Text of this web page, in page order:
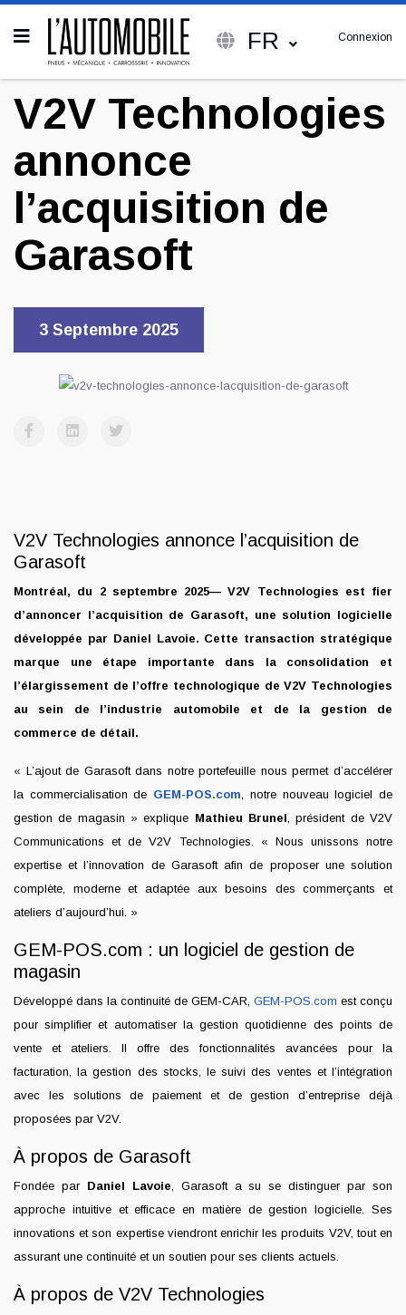
FR Connexion
V2V Technologies
annonce
l’acquisition de
Garasoft
3 Septembre 2025
V2V Technologies annonce l’acquisition de
Garasoft
Montréal, du 2 septembre 2025— V2V Technologies est fier
d’annoncer l’acquisition de Garasoft, une solution logicielle
développée par Daniel Lavoie. Cette transaction stratégique
marque une étape importante dans la consolidation et
l’élargissement de l’offre technologique de V2V Technologies
au sein de l’industrie automobile et de la gestion de
commerce de détail.
« L’ajout de Garasoft dans notre portefeuille nous permet d’accélérer
la commercialisation de GEM-POS.com , notre nouveau logiciel de
gestion de magasin » explique Mathieu Brunel , président de V2V
Communications et de V2V Technologies. « Nous unissons notre
expertise et l’innovation de Garasoft afin de proposer une solution
complète, moderne et adaptée aux besoins des commerçants et
ateliers d’aujourd’hui. »
GEM-POS.com : un logiciel de gestion de
magasin
Développé dans la continuité de GEM-CAR, GEM-POS.com est conçu
pour simplifier et automatiser la gestion quotidienne des points de
vente et ateliers. Il offre des fonctionnalités avancées pour la
facturation, la gestion des stocks, le suivi des ventes et l’intégration
avec les solutions de paiement et de gestion d’entreprise déjà
proposées par V2V.
À propos de Garasoft
Fondée par Daniel Lavoie , Garasoft a su se distinguer par son
approche intuitive et efficace en matière de gestion logicielle. Ses
innovations et son expertise viendront enrichir les produits V2V, tout en
assurant une continuité et un soutien pour ses clients actuels.
À propos de V2V Technologies